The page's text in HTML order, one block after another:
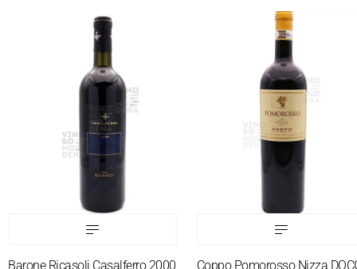
Ricasoli Casalferro 2000
Coppo Pomorosso Nizza DOCG